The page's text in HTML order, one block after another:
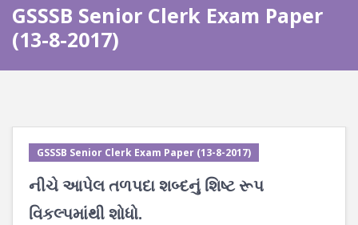
GSSSB Senior Clerk Exam Paper
(13-8-2017)
GSSSB Senior Clerk Exam Paper (13-8-2017)
નીચે આપેલ તળપદા શબ્દનું શિષ્ટ રૂપ
વિકલ્પમાંથી શોધો.